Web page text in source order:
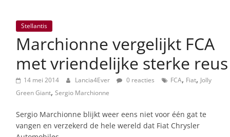
Italiaans
autonieuws
lifestyle
Stellantis
Marchionne vergelijkt FCA
met vriendelijke sterke reus
14 mei 2014 Lancia4Ever 0 reacties FCA, Fiat, Jolly
Green Giant, Sergio Marchionne
Sergio Marchionne blijkt weer eens niet voor één gat te
vangen en verzekerd de hele wereld dat Fiat Chrysler